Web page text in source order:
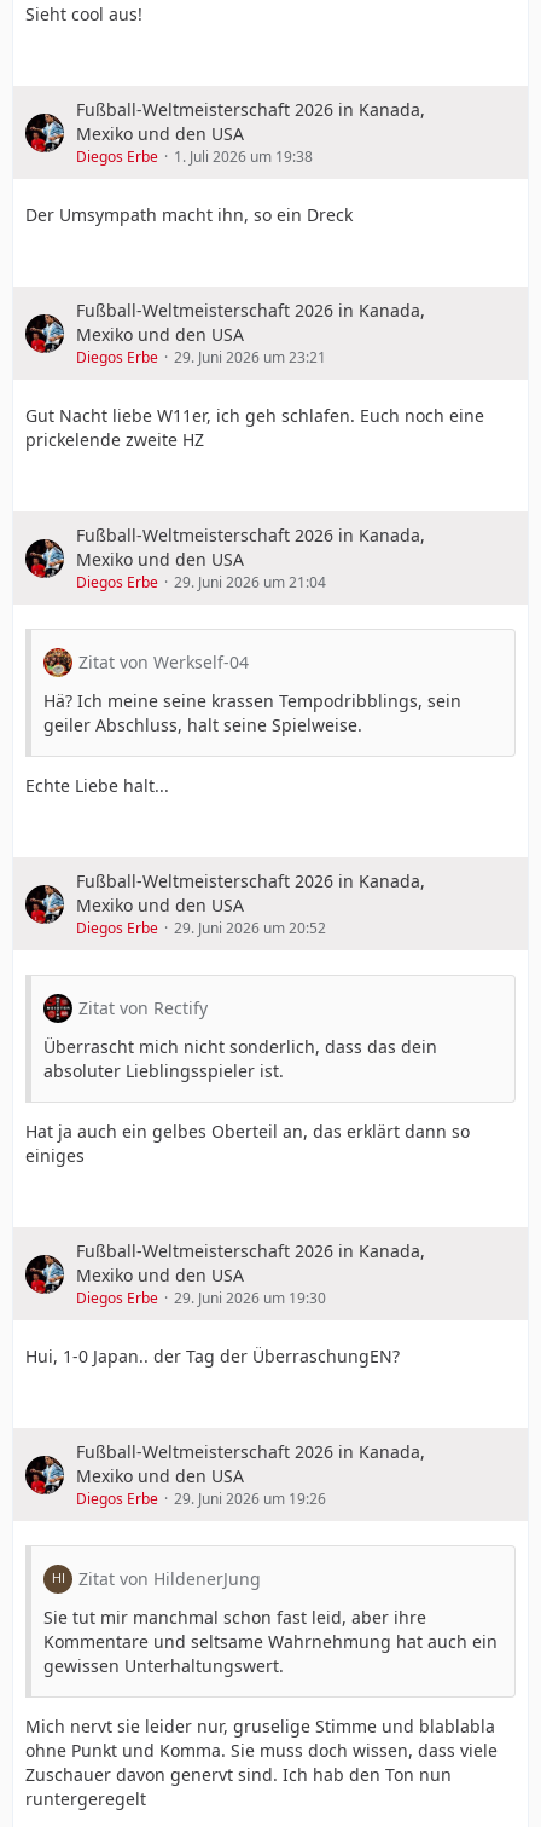
Sieht cool aus!
Fußball-Weltmeisterschaft 2026 in Kanada,
Mexiko und den USA
Diegos Erbe 1. Juli 2026 um 19:38
Der Umsympath macht ihn, so ein Dreck
Fußball-Weltmeisterschaft 2026 in Kanada,
Mexiko und den USA
Diegos Erbe 29. Juni 2026 um 23:21
Gut Nacht liebe W11er, ich geh schlafen. Euch noch eine
prickelende zweite HZ
Fußball-Weltmeisterschaft 2026 in Kanada,
Mexiko und den USA
Diegos Erbe 29. Juni 2026 um 21:04
Zitat von Werkself-04
Hä? Ich meine seine krassen Tempodribblings, sein
geiler Abschluss, halt seine Spielweise.
Echte Liebe halt...
Fußball-Weltmeisterschaft 2026 in Kanada,
Mexiko und den USA
Diegos Erbe 29. Juni 2026 um 20:52
Zitat von Rectify
Überrascht mich nicht sonderlich, dass das dein
absoluter Lieblingsspieler ist.
Hat ja auch ein gelbes Oberteil an, das erklärt dann so
einiges
Fußball-Weltmeisterschaft 2026 in Kanada,
Mexiko und den USA
Diegos Erbe 29. Juni 2026 um 19:30
Hui, 1-0 Japan.. der Tag der ÜberraschungEN?
Fußball-Weltmeisterschaft 2026 in Kanada,
Mexiko und den USA
Diegos Erbe 29. Juni 2026 um 19:26
Zitat von HildenerJung
Sie tut mir manchmal schon fast leid, aber ihre
Kommentare und seltsame Wahrnehmung hat auch ein
gewissen Unterhaltungswert.
Mich nervt sie leider nur, gruselige Stimme und blablabla
ohne Punkt und Komma. Sie muss doch wissen, dass viele
Zuschauer davon genervt sind. Ich hab den Ton nun
runtergeregelt